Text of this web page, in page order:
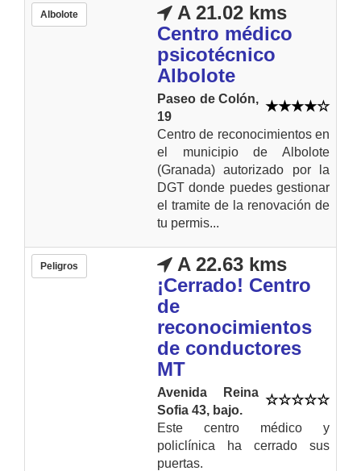
Albolote
A 21.02 kms
Centro médico
psicotécnico
Albolote
Paseo de Colón,
19
Centro de reconocimientos en
el municipio de Albolote
(Granada) autorizado por la
DGT donde puedes gestionar
el tramite de la renovación de
tu permis...
Peligros
A 22.63 kms
¡Cerrado! Centro
de
reconocimientos
de conductores
MT
Avenida Reina
Sofia 43, bajo.
Este centro médico y
policlínica ha cerrado sus
puertas.